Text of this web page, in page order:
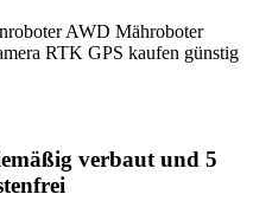
verbaut und 5